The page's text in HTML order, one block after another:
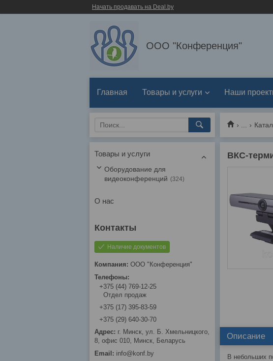
Начать продавать на Deal.by
ООО "Конференция"
Главная Товары и услуги Наши
ВКС-
Описание
В небольших
Товары и услуги
Оборудование для
видеоконференций
324
О нас
Наличие документов
ООО "Конференция"
+375 (44) 769-12-25
Отдел продаж
+375 (17) 395-83-59
+375 (29) 640-30-70
г. Минск, ул. Б. Хмельницкого,
8, офис 010, Минск, Беларусь
info@konf.by